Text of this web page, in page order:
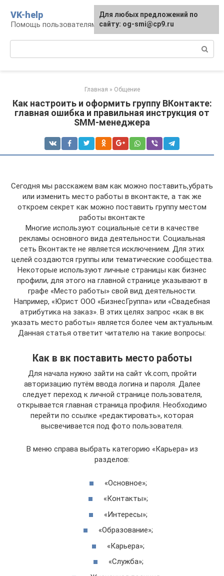
контенту
VK-help
Помощь пользователям соцсети ВКонтакте
Главная » Общение
Как настроить и оформить группу ВКонтакте:
главная ошибка и правильная инструкция от
SMM-менеджера
Сегодня мы расскажем вам как можно поставить,убрать
или изменить место работы в вконтакте, а так же
откроем секрет как можно поставить группу местом
работы вконтакте
Многие используют социальные сети в качестве
рекламы основного вида деятельности. Социальная
сеть Вконтакте не является исключением. Для этих
целей создаются группы или тематические сообщества.
Некоторые используют личные страницы как бизнес
профили, для этого на главной странице указывают в
графе «Место работы» свой вид деятельности.
Например, «Юрист ООО «БизнесГруппа» или «Свадебная
атрибутика на заказ». В этих целях запрос «как в вк
указать место работы» является более чем актуальным.
Данная статья ответит читателю на такие вопросы:
Как в вк поставить место работы
Для начала нужно зайти на сайт vk.com, пройти
авторизацию путём ввода логина и пароля. Далее
следует переход к личной странице пользователя,
открывается главная страница профиля. Необходимо
перейти по ссылке «редактировать», которая
высвечивается под фото пользователя.
В меню справа выбрать категорию «Карьера» из
разделов:
«Основное»;
«Контакты»;
«Интересы»;
«Образование»;
«Карьера»;
«Служба»;
Для любых предложений по
сайту: og-smi@cp9.ru